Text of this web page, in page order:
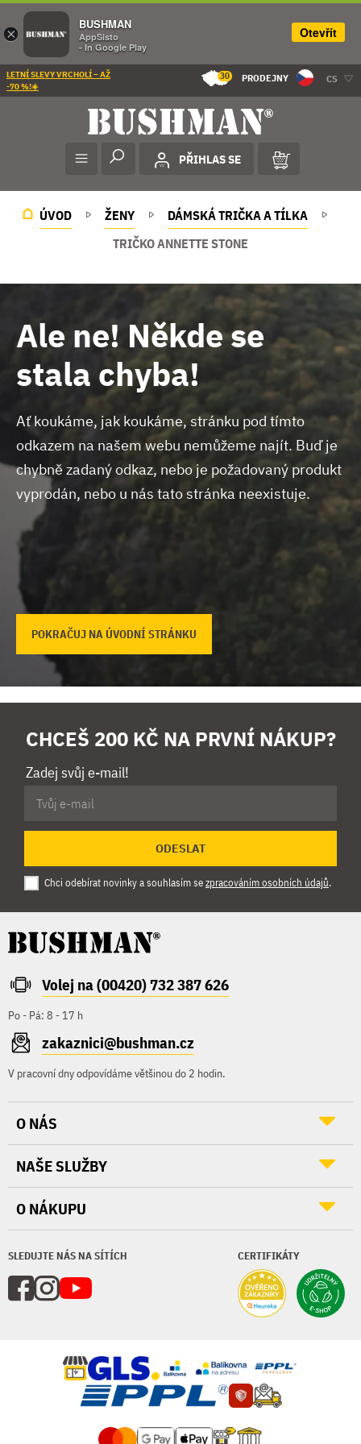
LETNÍ SLEVY VRCHOLÍ – AŽ
-70 %!☀️
30 PRODEJNY CS
PŘIHLAS SE
ÚVOD ŽENY
DÁMSKÁ TRIČKA A TÍLKA
TRIČKO ANNETTE STONE
Ale ne! Někde se
stala chyba!
Ať koukáme, jak koukáme, stránku pod tímto
odkazem na našem webu nemůžeme najít. Buď je
chybně zadaný odkaz, nebo je požadovaný produkt
vyprodán, nebo u nás tato stránka neexistuje.
POKRAČUJ NA ÚVODNÍ STRÁNKU
CHCEŠ 200 KČ NA PRVNÍ NÁKUP?
Zadej svůj e-mail!
ODESLAT
Chci odebírat novinky a souhlasím sezpracováním osobních údajů.
Volej na (00420) 732 387 626
Po - Pá: 8 - 17 h
zakaznici@bushman.cz
V pracovní dny odpovídáme většinou do 2 hodin.
SLEDUJTE NÁS NA SÍTÍCH CERTIFIKÁTY
O NÁS
NAŠE SLUŽBY
O NÁKUPU
×
BUSHMAN
AppSisto
- In Google Play
Otevřít